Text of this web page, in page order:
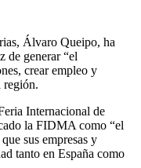
Álvaro Queipo, ha
de generar “el
crear empleo y
región.
Internacional de
la FIDMA como “el
sus empresas y
tanto en España como